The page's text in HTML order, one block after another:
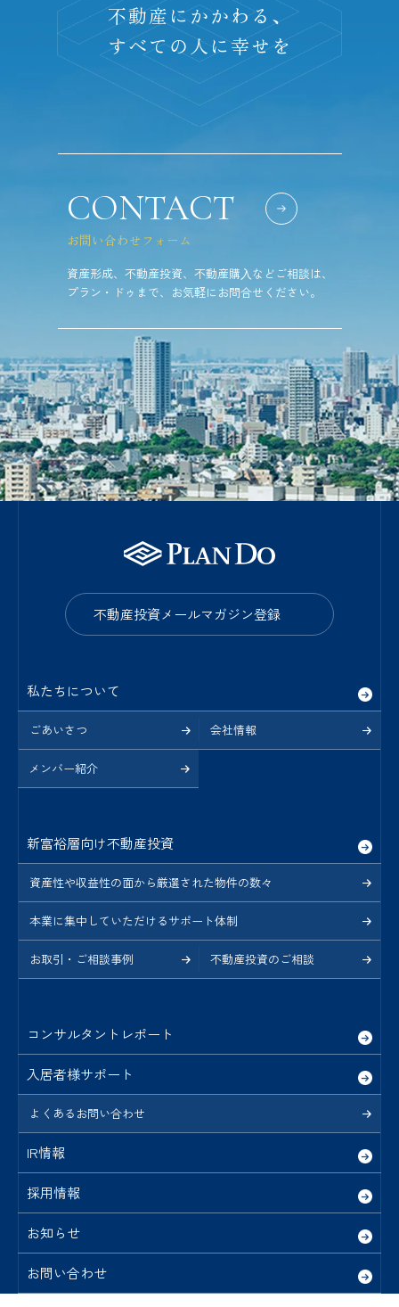
CONTACT
お問い合わせフォーム
資産形成、不動産投資、不動産購⼊などご相談は、
プラン・ドゥまで、お気軽にお問合せください。
不動産にかかわる、
すべての人に幸せを
不動産投資メールマガジン登録
私たちについて
ごあいさつ 会社情報
メンバー紹介
新富裕層向け不動産投資
資産性や収益性の面から厳選された物件の数々
本業に集中していただけるサポート体制
お取引・ご相談事例 不動産投資のご相談
コンサルタントレポート
入居者様サポート
よくあるお問い合わせ
IR情報
採用情報
お知らせ
お問い合わせ